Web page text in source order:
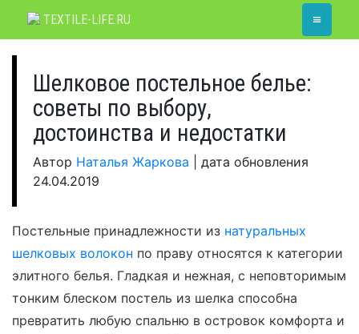
TEXTILE-LIFE.RU ≡
Шелковое постельное белье:
советы по выбору,
достоинства и недостатки
Автор Наталья Жаркова
дата обновления
24.04.2019
Постельные принадлежности из натуральных
шелковых волокон по праву относятся к категории
элитного белья. Гладкая и нежная, с неповторимым
тонким блеском постель из шелка способна
превратить любую спальню в островок комфорта и